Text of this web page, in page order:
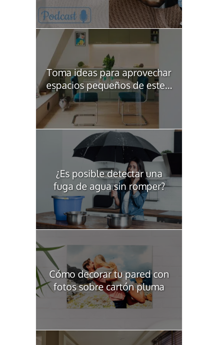
Toma ideas para aprovechar
espacios pequeños de este...
¿Es posible detectar una
fuga de agua sin romper?
Cómo decorar tu pared con
fotos sobre cartón pluma